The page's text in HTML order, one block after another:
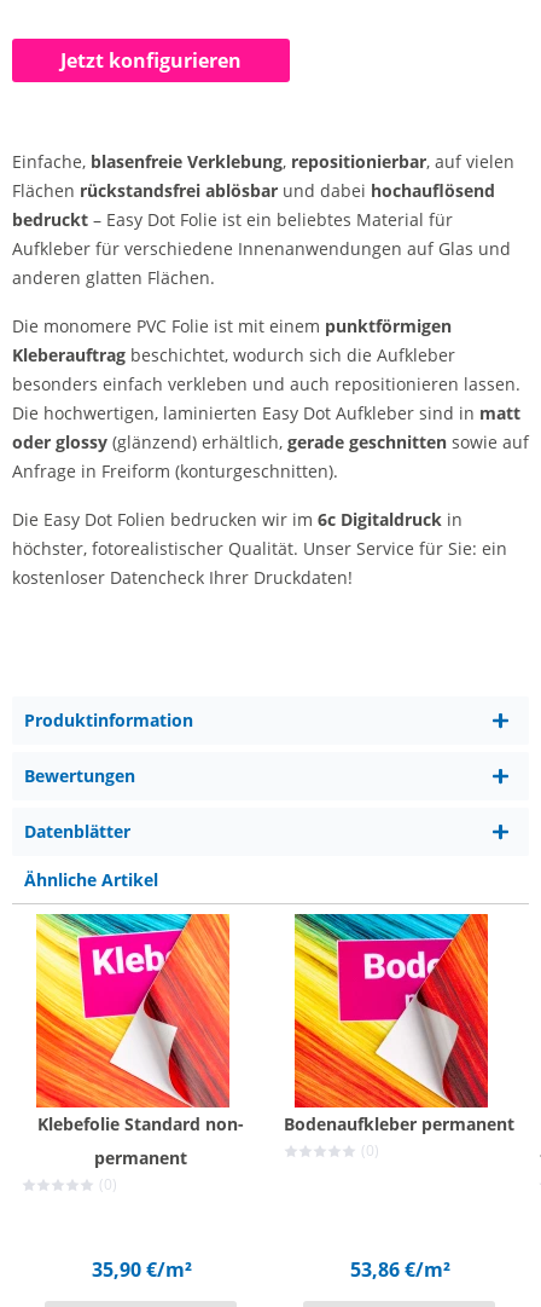
Jetzt konfigurieren
Einfache, blasenfreie Verklebung, repositionierbar, auf vielen
Flächen rückstandsfrei ablösbar und dabei hochauflösend
bedruckt – Easy Dot Folie ist ein beliebtes Material für
Aufkleber für verschiedene Innenanwendungen auf Glas und
anderen glatten Flächen.
Die monomere PVC Folie ist mit einem punktförmigen
Kleberauftrag beschichtet, wodurch sich die Aufkleber
besonders einfach verkleben und auch repositionieren lassen.
Die hochwertigen, laminierten Easy Dot Aufkleber sind in matt
oder glossy (glänzend) erhältlich, gerade geschnitten sowie auf
Anfrage in Freiform (konturgeschnitten).
Die Easy Dot Folien bedrucken wir im 6c Digitaldruck in
höchster, fotorealistischer Qualität. Unser Service für Sie: ein
kostenloser Datencheck Ihrer Druckdaten!
Produktinformation
Bewertungen
Datenblätter
Ähnliche Artikel
Klebefolie Standard non-
permanent
(0)
35,90 €/m²
Bodenaufkleber permanent
(0)
53,86 €/m²